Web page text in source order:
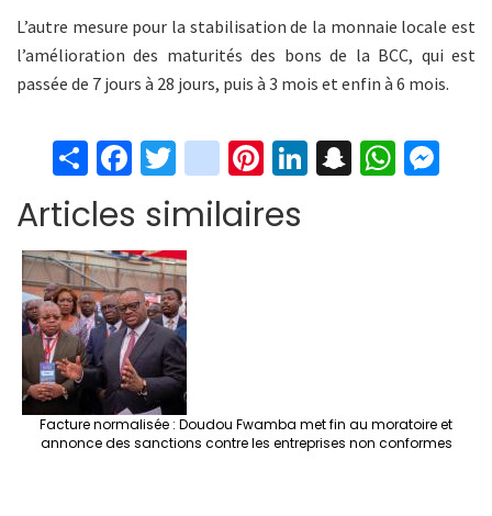
L’autre mesure pour la stabilisation de la monnaie locale est
l’amélioration des maturités des bons de la BCC, qui est
passée de 7 jours à 28 jours, puis à 3 mois et enfin à 6 mois.
S
h
ar
e
Fa
ce
b
o
o
k
T
wi
tt
er
in
st
ag
Pi
er
Li S W
Articles similaires
Facture normalisée : Doudou Fwamba met fin au moratoire et
annonce des sanctions contre les entreprises non conformes